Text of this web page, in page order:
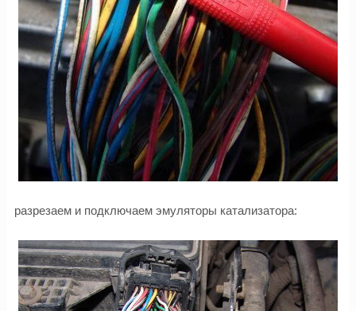
разрезаем и подключаем эмуляторы катализатора: